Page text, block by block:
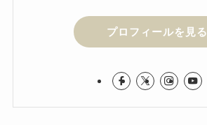
プロフィールを見る